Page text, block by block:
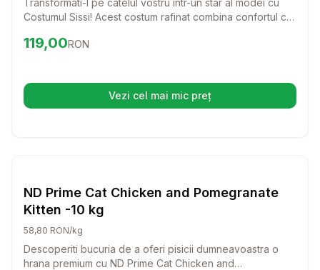
Costumul Sissi! Acest costum rafinat combina confortul cu
Preț:119.00
119,00RON
Vezi cel mai mic preț(se deschide într-o filă nouă)
ND Prime Cat Chicken and Pomegranate
Kitten -10 kg
58,80 RON/kg
Descoperiti bucuria de a oferi pisicii dumneavoastra o
hrana premium cu ND Prime Cat Chicken and